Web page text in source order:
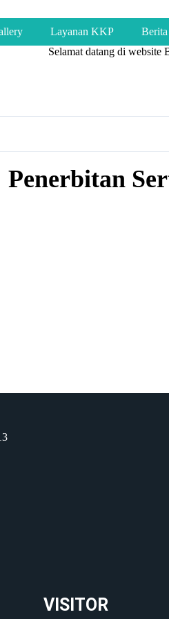
Layanan KKP Berita
Selamat datang di website
Penerbitan
VISITOR